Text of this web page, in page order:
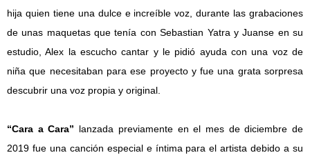
hija quien tiene una dulce e increíble voz, durante las grabaciones
de unas maquetas que tenía con Sebastian Yatra y Juanse en su
estudio, Alex la escucho cantar y le pidió ayuda con una voz de
niña que necesitaban para ese proyecto y fue una grata sorpresa
descubrir una voz propia y original.
“Cara a Cara” lanzada previamente en el mes de diciembre de
2019 fue una canción especial e íntima para el artista debido a su